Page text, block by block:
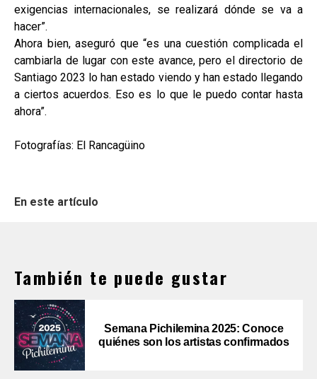
exigencias internacionales, se realizará dónde se va a
hacer”.
Ahora bien, aseguró que “es una cuestión complicada el
cambiarla de lugar con este avance, pero el directorio de
Santiago 2023 lo han estado viendo y han estado llegando
a ciertos acuerdos. Eso es lo que le puedo contar hasta
ahora”.
Fotografías: El Rancagüino
En este artículo
También te puede gustar
Semana Pichilemina 2025: Conoce
quiénes son los artistas confirmados